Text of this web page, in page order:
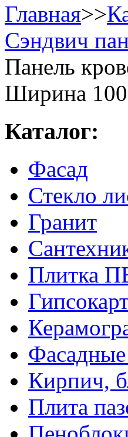
Главная>>
Сэндвич
Панель
Ширина
Каталог:
Фасад
Стекло
Гранит
Плитка
Кирпич,
Плита